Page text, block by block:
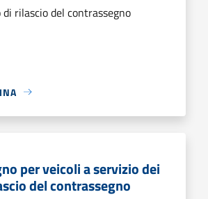
rilascio del contrassegno
per veicoli a servizio dei
del contrassegno